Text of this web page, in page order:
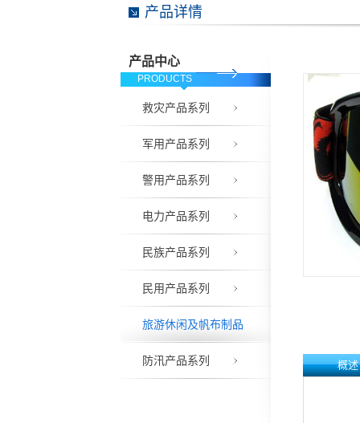
产品中心
PRODUCTS
救灾产品系列
军用产品系列
警用产品系列
电力产品系列
民族产品系列
民用产品系列
旅游休闲及帆布制品
防汛产品系列
产品详情
概述